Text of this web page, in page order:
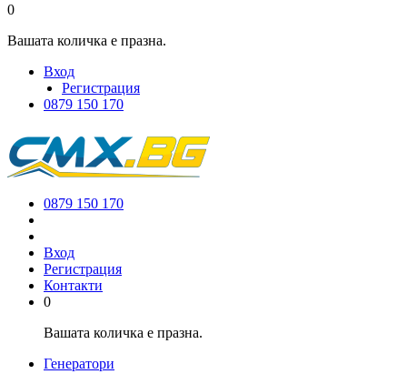
0
Вашата количка е празна.
Вход
Регистрация
0879 150 170
0879 150 170
Вход
Регистрация
Контакти
0
Вашата количка е празна.
Генератори